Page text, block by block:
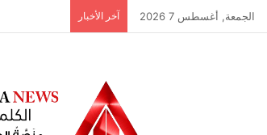
الجمعة, أغسطس 7 2026 آخر الأخبار